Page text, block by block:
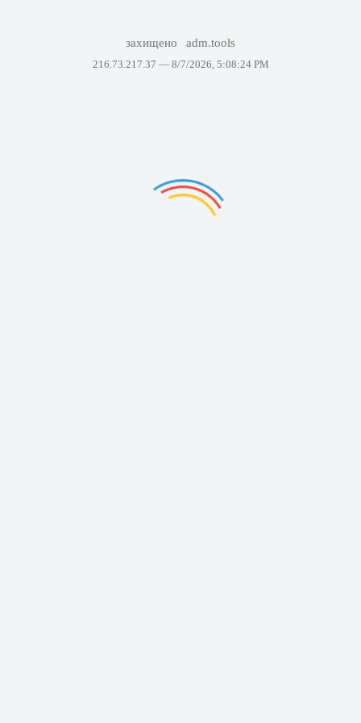
захищено adm.tools
216.73.217.37 — 8/7/2026, 5:08:24 PM